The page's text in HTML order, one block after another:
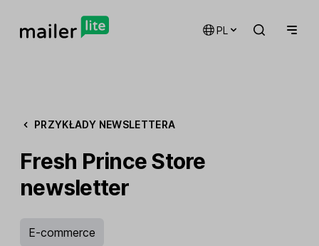
PL
PRZYKŁADY NEWSLETTERA
Fresh Prince Store
newsletter
E-commerce